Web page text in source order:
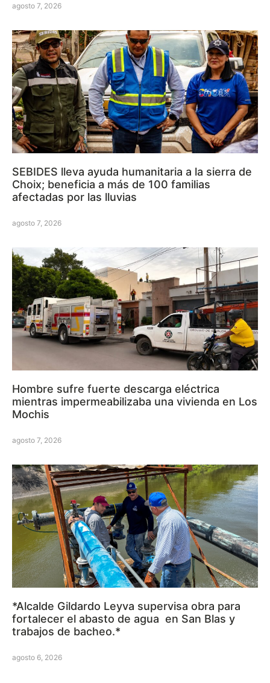
agosto 7, 2026
SEBIDES lleva ayuda humanitaria a la sierra de
Choix; beneficia a más de 100 familias
afectadas por las lluvias
agosto 7, 2026
Hombre sufre fuerte descarga eléctrica
mientras impermeabilizaba una vivienda en Los
Mochis
agosto 7, 2026
*Alcalde Gildardo Leyva supervisa obra para
fortalecer el abasto de agua en San Blas y
trabajos de bacheo.*
agosto 6, 2026